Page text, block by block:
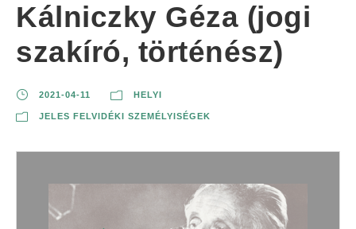
Kálniczky Géza (jogi
szakíró, történész)
2021-04-11 HELYI
JELES FELVIDÉKI SZEMÉLYISÉGEK